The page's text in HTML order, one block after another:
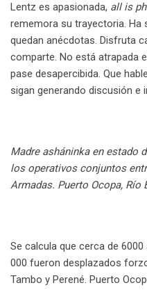
Lentz es apasionada, all is
rememora su trayectoria. Ha
quedan anécdotas. Disfruta
comparte. No está atrapada
pase desapercibida. Que
sigan generando discusión e
Madre asháninka en estado
los operativos conjuntos
Armadas. Puerto Ocopa, Río
Se calcula que cerca de
000 fueron desplazados
Tambo y Perené. Puerto